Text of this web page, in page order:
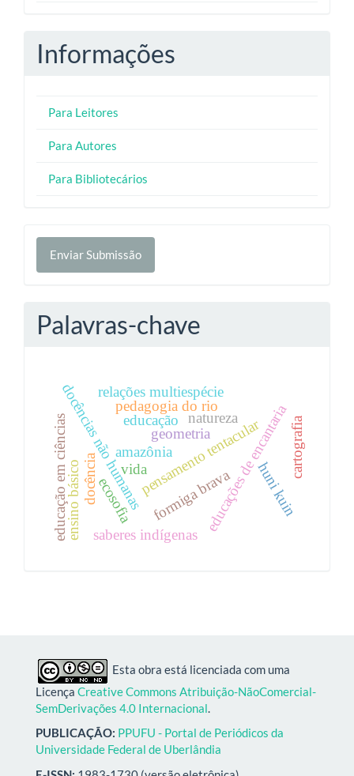
Informações
Para Leitores
Para Autores
Para Bibliotecários
Enviar
Submissão
Enviar Submissão
Palavras-chave
formiga brava
amazônia educações de encantaria
docências não humanaseducação
pensamento tentacular
docência vida
educação em ciências
pedagogia do rio
ecosofia
cartografia
huni kuin
relações multiespécie
natureza
ensino básico saberes indígenas
geometria
Esta obra está licenciada com uma
Licença Creative Commons Atribuição-NãoComercial-
SemDerivações 4.0 Internacional.
PUBLICAÇÃO: PPUFU - Portal de Periódicos da
Universidade Federal de Uberlândia